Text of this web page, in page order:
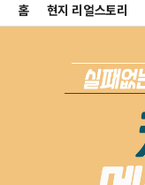
홈 현지 리얼스토리